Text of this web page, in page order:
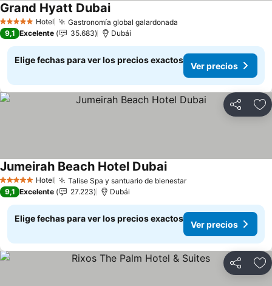
5 Estrellas Hotel Gastronomía global galardonada
Grand Hyatt DubaiVer precios
9,1 Excelente 35.683 Dubái
Elige fechas para ver los precios exactos
Ver precios
Compartir
5 Estrellas Hotel Talise Spa y santuario de bienestarVer precios
Jumeirah Beach Hotel DubaiVer precios
9,1 Excelente 27.223 Dubái
Elige fechas para ver los precios exactos
Ver precios
Compartir